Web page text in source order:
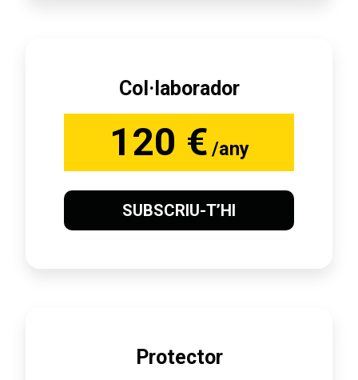
Col·laborador
120 € /any
SUBSCRIU-T’HI
Protector